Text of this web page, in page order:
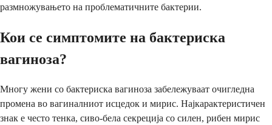
размножувањето на проблематичните бактерии.
Кои се симптомите на бактериска
вагиноза?
Многу жени со бактериска вагиноза забележуваат очигледна
промена во вагиналниот исцедок и мирис. Најкарактеристичен
знак е често тенка, сиво-бела секреција со силен, рибен мирис